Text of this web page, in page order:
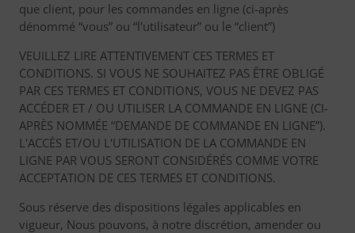
que client, pour les commandes en ligne (ci-après
dénommé “vous” ou “l'utilisateur” ou le “client”)
VEUILLEZ LIRE ATTENTIVEMENT CES TERMES ET
CONDITIONS. SI VOUS NE SOUHAITEZ PAS ÊTRE OBLIGÉ
PAR CES TERMES ET CONDITIONS, VOUS NE DEVEZ PAS
ACCÉDER ET / OU UTILISER LA COMMANDE EN LIGNE (CI-
APRÈS NOMMÉE “DEMANDE DE COMMANDE EN LIGNE”).
L'ACCÈS ET/OU L'UTILISATION DE LA COMMANDE EN
LIGNE PAR VOUS SERONT CONSIDÉRÉS COMME VOTRE
ACCEPTATION DE CES TERMES ET CONDITIONS.
Sous réserve des dispositions légales applicables en
vigueur, Nous pouvons, à notre discrétion, amender ou